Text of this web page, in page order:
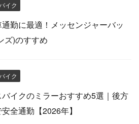
イク
通勤に最適！メッセンジャーバッ
ズ)のすすめ
イク
バイクのミラーおすすめ5選｜後方
全通勤【2026年】